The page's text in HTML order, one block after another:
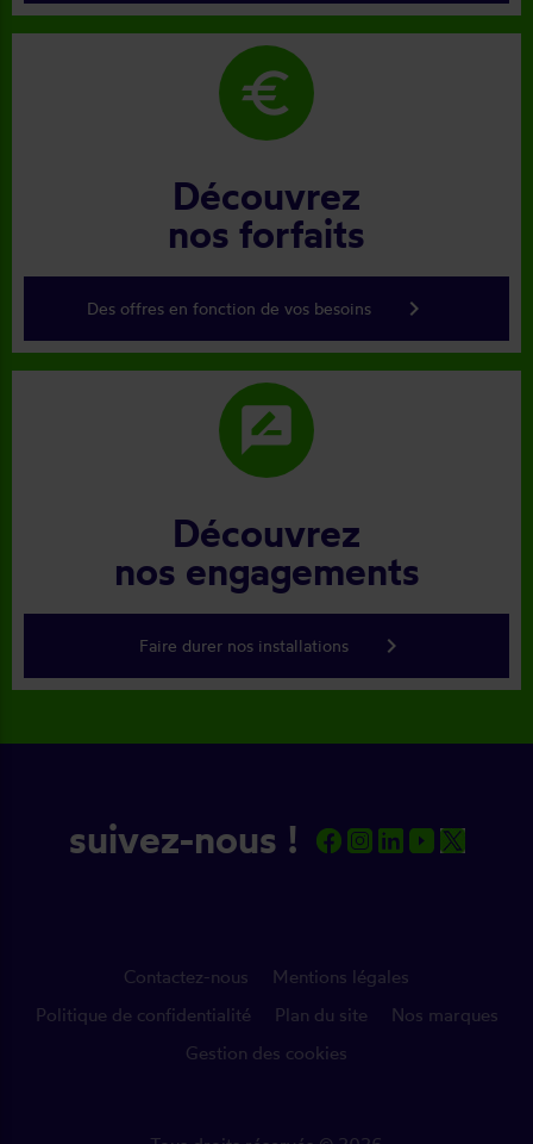
euro
Découvrez
nos forfaits
Des offres en fonction de vos besoins keyboard_arrow_right
rate_review
Découvrez
nos engagements
Faire durer nos installations keyboard_arrow_right
suivez-nous !
Contactez-nous
Mentions légales
Politique de confidentialité
Plan du site
Nos marques
Gestion des cookies